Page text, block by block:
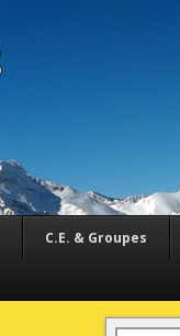
C.E. & Groupes